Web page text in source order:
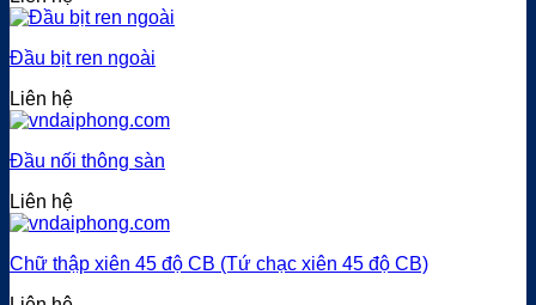
Đầu bịt ren ngoài
Liên hệ
Đầu nối thông sàn
Liên hệ
Chữ thập xiên 45 độ CB (Tứ chạc xiên 45 độ CB)